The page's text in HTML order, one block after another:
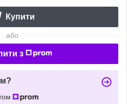
Купити
або
з